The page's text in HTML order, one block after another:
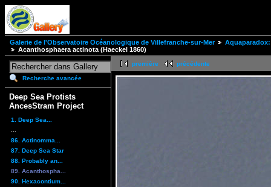
Galerie de l'Observatoire Océanologique de Villefranche-sur-Mer
Acanthosphaera actinota (Haeckel 1860)
Recherche avancée
Deep Sea Protists
AncesStram Project
1. Deep Sea...
86. Actinomma...
87. Deep Sea Star
88. Probably an...
89. Acanthospha...
90. Hexacontium...
première précédente